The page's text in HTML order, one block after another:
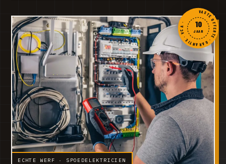
ECHTE WERF · SPOEDELEKTRICIEN
VASTE OFFERTE · GARANTIE · VCA ·
10
JAAR